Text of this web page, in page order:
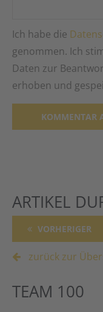
Ich habe die
genommen. Ich
Daten zur
erhoben und
ARTIKEL
VORHERIGER
zurück zur
TEAM 100